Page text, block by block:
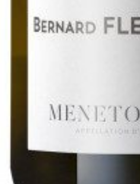
wijnen uit assortiment
maar soms komt
en allocatie zijn op dit